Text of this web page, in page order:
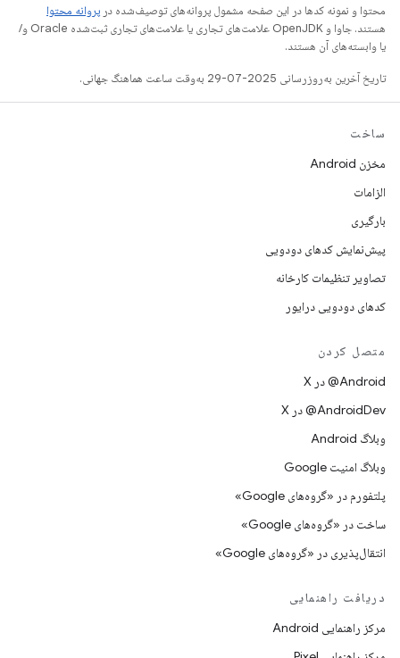
محتوا و نمونه کدها در این صفحه مشمول پروانه‌های توصیف‌شده در پروانه محتوا
هستند. جاوا و OpenJDK علامت‌های تجاری یا علامت‌های تجاری ثبت‌شده Oracle و/
یا وابسته‌های آن هستند.
تاریخ آخرین به‌روزرسانی 2025-07-29 به‌وقت ساعت هماهنگ جهانی.
ساخت
مخزن Android
الزامات
بارگیری
پیش‌نمایش کدهای دودویی
تصاویر تنظیمات کارخانه
کدهای دودویی درایور
متصل کردن
‫‎@Android در X
‫‎@AndroidDev در X
وبلاگ Android
وبلاگ امنیت Google
پلتفورم در «گروه‌های Google»
ساخت در «گروه‌های Google»
انتقال‌پذیری در «گروه‌های Google»
دریافت راهنمایی
مرکز راهنمایی Android